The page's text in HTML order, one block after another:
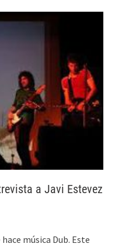
a Javi Estevez
música Dub. Este